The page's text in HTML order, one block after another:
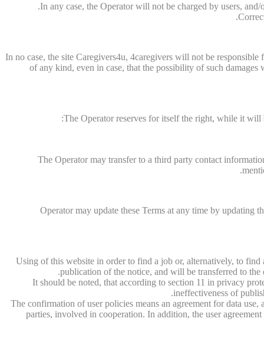
In any case, the Operator will not be charged by users,
In no case, the site Caregivers4u, 4caregivers will not be
of any kind, even in case, that the possibility of such
The Operator reserves for itself the right, while it
The Operator may transfer to a third party contact
Operator may update these Terms at any time by updating
Using of this website in order to find a job or, alternatively, to
publication of the notice, and will be transferred to the
It should be noted, that according to section 11 in privacy
ineffectiveness of
The confirmation of user policies means an agreement for data
parties, involved in cooperation. In addition, the user